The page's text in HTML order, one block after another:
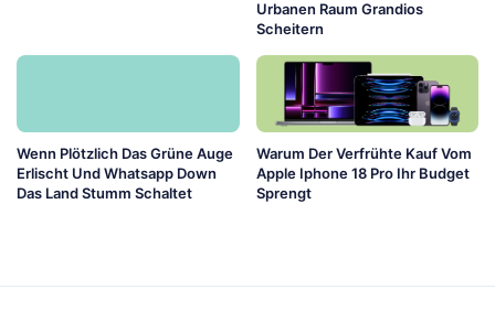
Urbanen Raum Grandios
Scheitern
Wenn Plötzlich Das Grüne Auge
Erlischt Und Whatsapp Down
Das Land Stumm Schaltet
Warum Der Verfrühte Kauf Vom
Apple Iphone 18 Pro Ihr Budget
Sprengt